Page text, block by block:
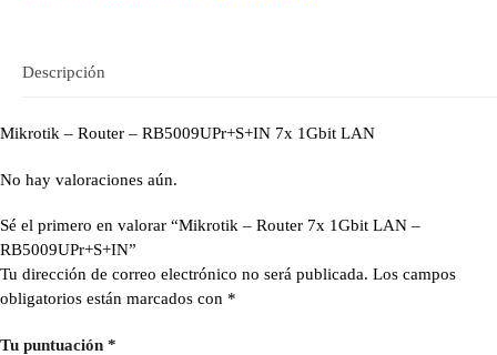
Descripción
Mikrotik – Router – RB5009UPr+S+IN 7x 1Gbit LAN
No hay valoraciones aún.
Sé el primero en valorar “Mikrotik – Router 7x 1Gbit LAN –
RB5009UPr+S+IN”
Tu dirección de correo electrónico no será publicada. Los campos
obligatorios están marcados con *
Tu puntuación *